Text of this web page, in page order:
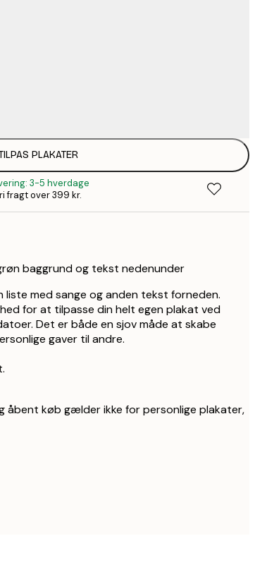
PLAKATER
3-5 hverdage
fragt over 399 kr.
baggrund og tekst nedenunder
med sange og anden tekst forneden.
for at tilpasse din helt egen plakat ved
Det er både en sjov måde at skabe
gaver til andre.
åbent køb gælder ikke for personlige plakater,